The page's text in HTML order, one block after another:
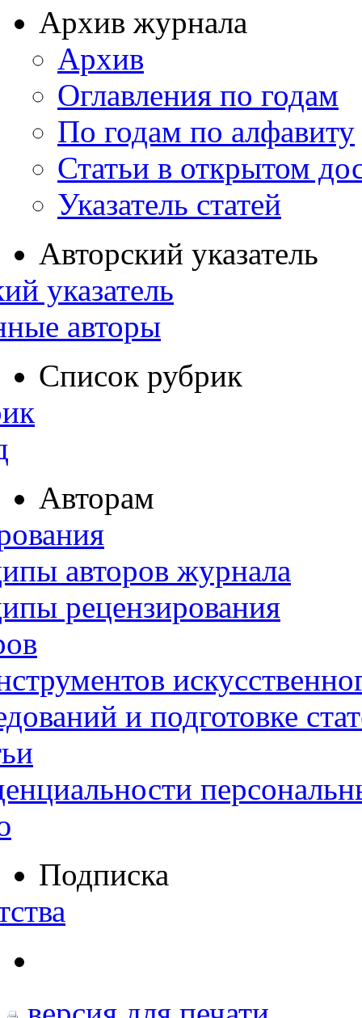
Архив журнала
Архив
Оглавления по годам
По годам по алфавиту
Статьи в открытом
Указатель статей
Авторский указатель
указатель
авторы
Список рубрик
Авторам
авторов журнала
рецензирования
и подготовке
Подписка